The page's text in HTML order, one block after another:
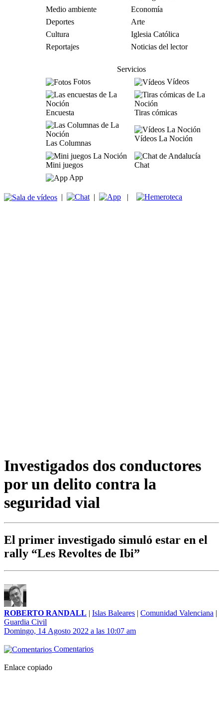
Medio ambiente
Economía
Deportes
Arte
Cultura
Iglesia Católica
Reportajes
Noticias del lector
Servicios
Fotos
Vídeos
Encuesta Tiras cómicas
Las Columnas
Vídeos La Noción
Mini juegos
Chat
App
| | |
Investigados dos conductores
por un delito contra la
seguridad vial
El primer investigado simuló estar en el
rally “Les Revoltes de Ibi”
ROBERTO RANDALL | Islas Baleares | Comunidad Valenciana |
Guardia Civil
Domingo, 14 Agosto 2022 a las 10:07 am
Comentarios
Enlace copiado